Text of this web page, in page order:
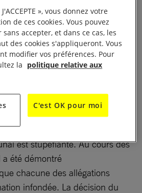
en la justice et au
des droits humains, en
judiciaire sous
est stupéfiante. Au cours des
été démontré
chacune des allégations
infondée. La décision du
», vous donnez votre
de ces cookies. Vous pouvez
accepter, et dans ce cas, les
des cookies s'appliqueront. Vous
modifier vos préférences. Pour
la politique relative aux
C'est OK pour moi